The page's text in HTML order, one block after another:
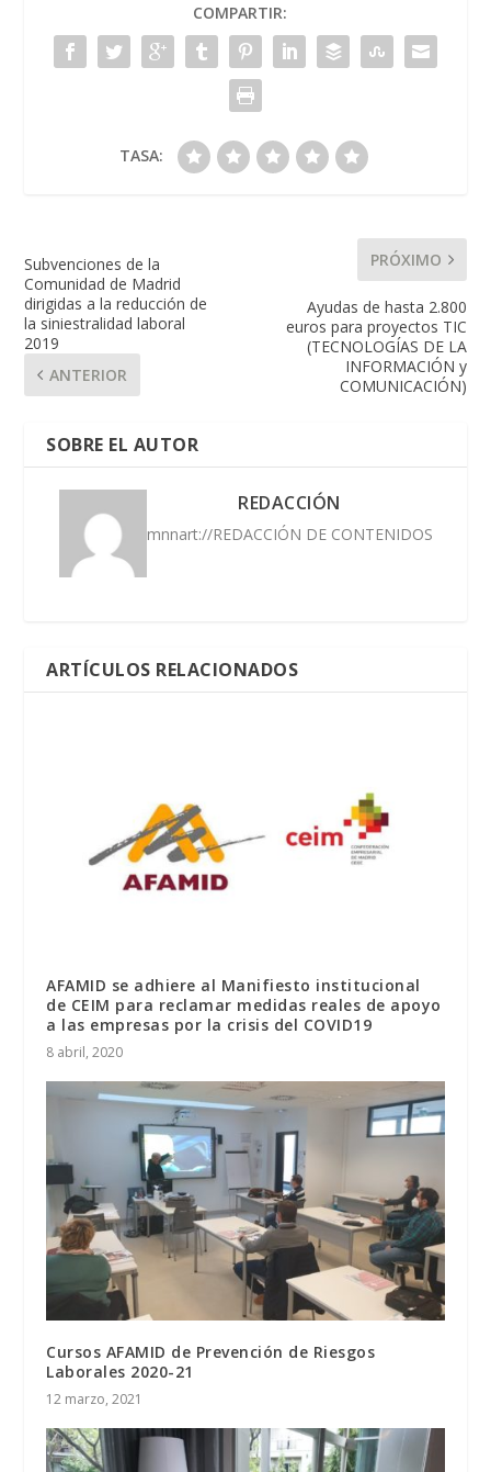
COMPARTIR:
TASA:
Subvenciones de la
Comunidad de Madrid
dirigidas a la reducción de
la siniestralidad laboral
2019
ANTERIOR
PRÓXIMO
Ayudas de hasta 2.800
euros para proyectos TIC
(TECNOLOGÍAS DE LA
INFORMACIÓN y
COMUNICACIÓN)
SOBRE EL AUTOR
REDACCIÓN
mnnart://REDACCIÓN DE CONTENIDOS
ARTÍCULOS RELACIONADOS
AFAMID se adhiere al Manifiesto institucional
de CEIM para reclamar medidas reales de apoyo
a las empresas por la crisis del COVID19
8 abril, 2020
Cursos AFAMID de Prevención de Riesgos
Laborales 2020-21
12 marzo, 2021